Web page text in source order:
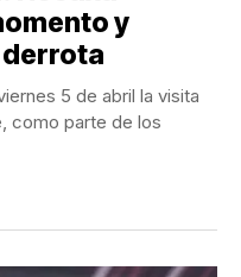
y
derrota
5 de abril la visita
como parte de los